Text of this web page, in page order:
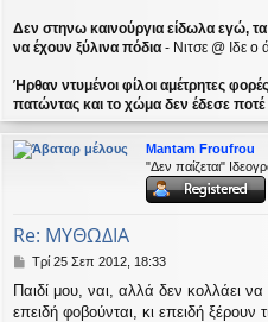
Δεν στηνω καινούργια είδωλα εγώ, τα
να έχουν ξύλινα πόδια - Νιτσε @ Ιδε
Ήρθαν ντυμένοι φίλοι αμέτρητες
πατώντας και το χώμα δεν έδεσε ποτέ
Mantam Froufrou
"Δεν παίζεται"
Re: ΜΥΘΩΔΙΑ
Δ
μ
ο
Τρί 25 Σεπ 2012, 18:33
Παιδί μου, ναι, αλλά δεν κολλάει
επειδή φοβούνται, κι επειδή ξέρουν